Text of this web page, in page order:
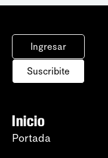
Ingresar
Suscribite
Inicio
Portada